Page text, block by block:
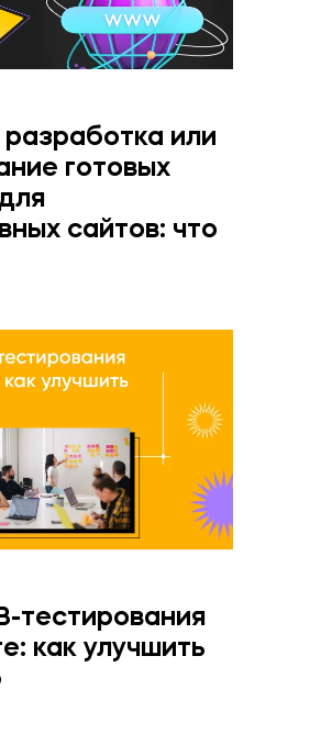
или
готовых
сайтов: что
тестирования
как улучшить